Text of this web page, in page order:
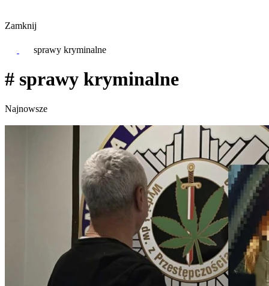
Zamknij
sprawy kryminalne
# sprawy kryminalne
Najnowsze